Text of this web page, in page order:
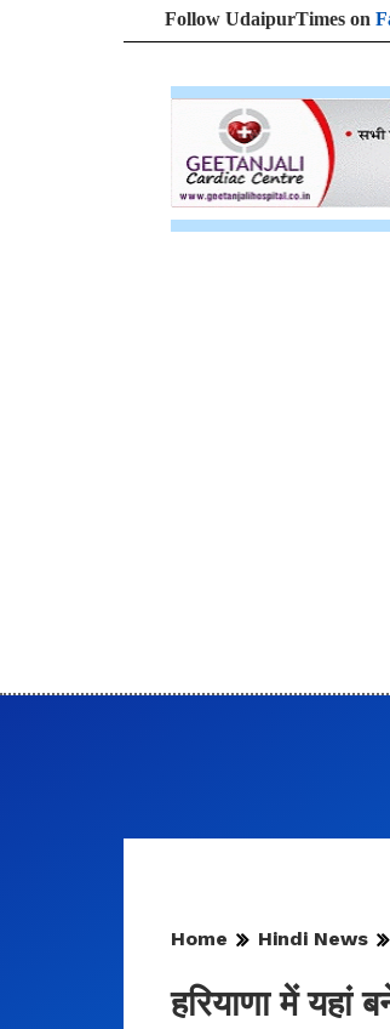
Follow UdaipurTimes on
Home Hindi News
हरियाणा में यहां